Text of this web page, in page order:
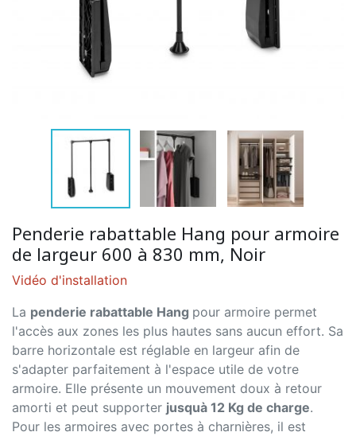
Penderie rabattable Hang pour armoire
de largeur 600 à 830 mm, Noir
Vidéo d'installation
La penderie rabattable Hang pour armoire permet
l'accès aux zones les plus hautes sans aucun effort. Sa
barre horizontale est réglable en largeur afin de
s'adapter parfaitement à l'espace utile de votre
armoire. Elle présente un mouvement doux à retour
amorti et peut supporter jusquà 12 Kg de charge.
Pour les armoires avec portes à charnières, il est